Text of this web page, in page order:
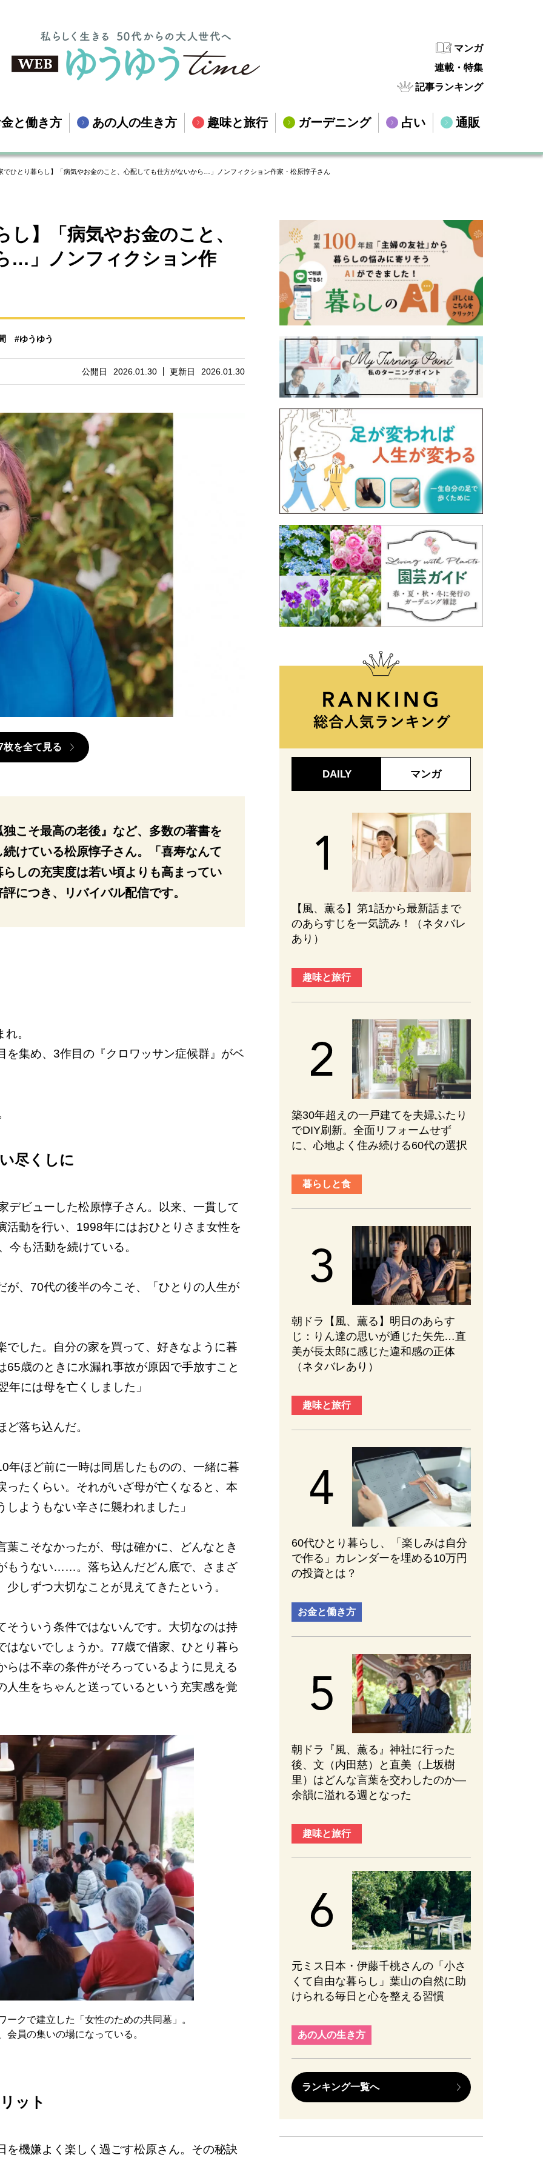
マンガ
連載・特集
記事ランキング
と働き方 あの人の生き方 趣味と旅行 ガーデニング 占い 通販
でひとり暮らし】「病気やお金のこと、心配しても仕方がないから…」ノンフィクション作家・松原惇子さん
】「病気やお金のこと、
…」ノンフィクション作
#ゆうゆう
公開日 2026.01.30 更新日 2026.01.30
枚を全て見る
こそ最高の老後』など、多数の著書を
けている松原惇子さん。「喜寿なんて
しの充実度は若い頃よりも高まってい
につき、リバイバル配信です。
。
集め、3作目の『クロワッサン症候群』がベ
尽くしに
デビューした松原惇子さん。以来、一貫して
動を行い、1998年にはおひとりさま女性を
今も活動を続けている。
が、70代の後半の今こそ、「ひとりの人生が
した。自分の家を買って、好きなように暮
歳のときに水漏れ事故が原因で手放すこと
には母を亡くしました」
落ち込んだ。
年ほど前に一時は同居したものの、一緒に暮
たくらい。それがいざ母が亡くなると、本
ようもない辛さに襲われました」
こそなかったが、母は確かに、どんなとき
もうない……。落ち込んだどん底で、さまざ
しずつ大切なことが見えてきたという。
ういう条件ではないんです。大切なのは持
ないでしょうか。77歳で借家、ひとり暮ら
は不幸の条件がそろっているように見える
生をちゃんと送っているという充実感を覚
クで建立した「女性のための共同墓」。
会員の集いの場になっている。
ット
機嫌よく楽しく過ごす松原さん。その秘訣
DAILY マンガ
【風、薫る】第1話から最新話まで
のあらすじを一気読み！（ネタバレ
あり）
趣味と旅行
築30年超えの一戸建てを夫婦ふたり
でDIY刷新。全面リフォームせず
に、心地よく住み続ける60代の選択
暮らしと食
朝ドラ【風、薫る】明日のあらす
じ：​りん達の思いが通じた矢先…直
美が長太郎に感じた違和感の正体
（ネタバレあり）
趣味と旅行
60代ひとり暮らし、「楽しみは自分
で作る」カレンダーを埋める10万円
の投資とは？
お金と働き方
朝ドラ『風、薫る』神社に行った
後、文（内田慈）と直美（上坂樹
里）はどんな言葉を交わしたのか—
余韻に溢れる週となった
趣味と旅行
元ミス日本・伊藤千桃さんの「小さ
くて自由な暮らし」葉山の自然に助
けられる毎日と心を整える習慣
あの人の生き方
ランキング一覧へ